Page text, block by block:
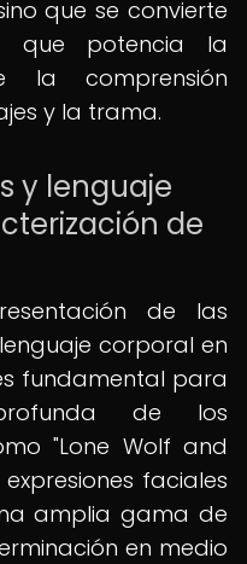
que se convierte
que potencia la
la comprensión
y la trama.
y lenguaje
de
de las
corporal en
fundamental para
de los
"Lone Wolf and
faciales
amplia gama de
en medio